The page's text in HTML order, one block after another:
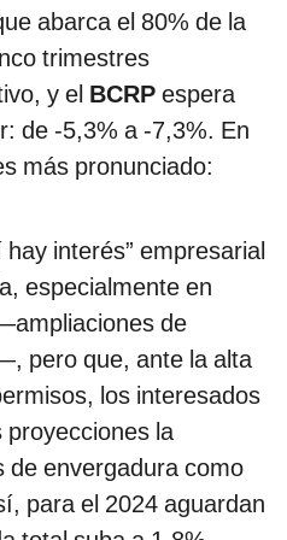
abarca el 80% de la
trimestres
y el BCRP espera
de -5,3% a -7,3%. En
más pronunciado:
interés” empresarial
especialmente en
de
pero que, ante la alta
los interesados
proyecciones la
de envergadura como
para el 2024 aguardan